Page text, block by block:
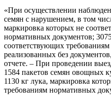
«При осуществлении
семян с нарушением, в том
маркировка которых не
нормативных документов;
соответствующих
реализованных без
отчете. – При проведении
1584 пакетов семян овощных
1130 кг лука, маркировка
требованиям нормативных